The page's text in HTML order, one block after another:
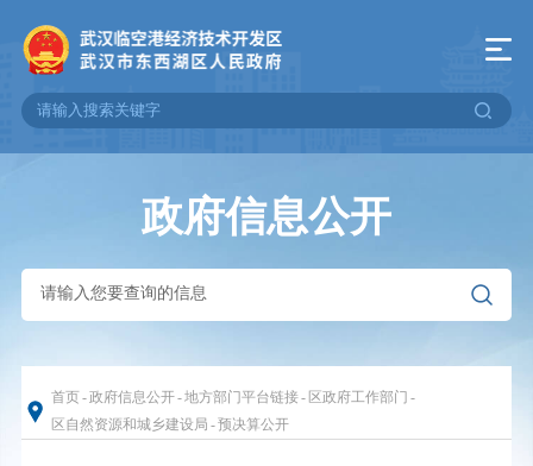
政府信息公开
首页-政府信息公开-地方部门平台链接- 区政府工作部门 -
区自然资源和城乡建设局 -预决算公开